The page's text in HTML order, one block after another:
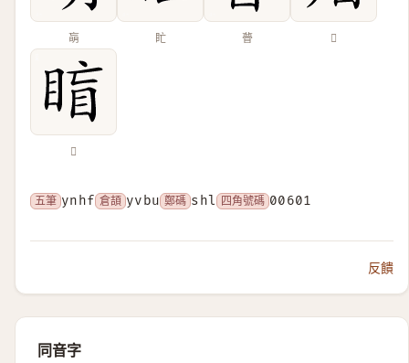
朚 盳 瞢 𤷐
𥇋
五筆 ynhf 倉頡 yvbu 鄭碼 shl 四角號碼 00601
反饋
同音字